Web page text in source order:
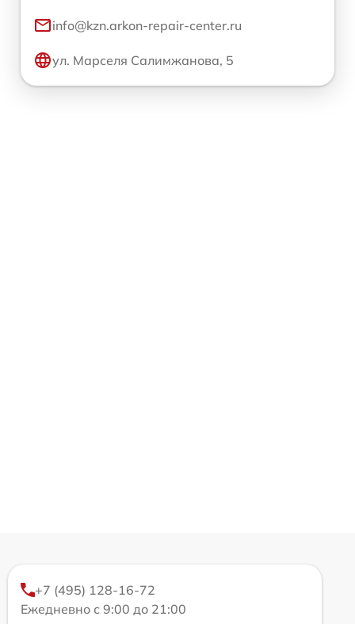
info@kzn.arkon-repair-center.ru
ул. Марселя Салимжанова, 5
+7 (495) 128-16-72
Ежедневно с 9:00 до 21:00